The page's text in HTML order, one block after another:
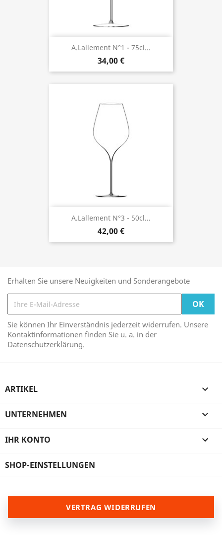
A.Lallement N°1 - 75cl...
34,00 €
A.Lallement N°3 - 50cl...
42,00 €
Erhalten Sie unsere Neuigkeiten und Sonderangebote
Sie können Ihr Einverständnis jederzeit widerrufen. Unsere
Kontaktinformationen finden Sie u. a. in der
Datenschutzerklärung.
ARTIKEL 
UNTERNEHMEN 
IHR KONTO 
SHOP-EINSTELLUNGEN
VERTRAG WIDERRUFEN